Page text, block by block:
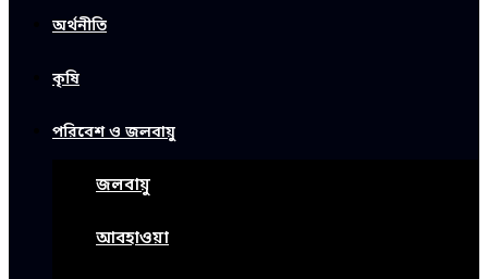
অর্থনীতি
কৃষি
পরিবেশ ও জলবায়ু
জলবায়ু
আবহাওয়া